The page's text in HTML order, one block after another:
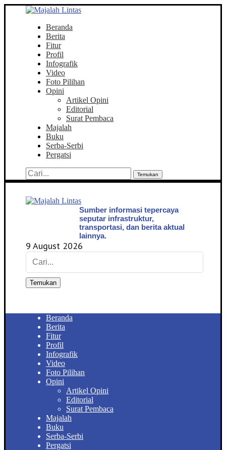
Beranda
Berita
Fitur
Profil
Infografik
Video
Foto Pilihan
Opini
Artikel Opini
Editorial
Surat Pembaca
Majalah
Buku
Serba-Serbi
Pergatsi
Temukan
Sumber informasi tepercaya
seputar infrastruktur,
transportasi, dan berita aktual
lainnya.
9 August 2026
Temukan
Beranda
Berita
Fitur
Profil
Infografik
Video
Foto Pilihan
Opini
Artikel Opini
Editorial
Surat Pembaca
Majalah
Buku
Serba-Serbi
Pergatsi